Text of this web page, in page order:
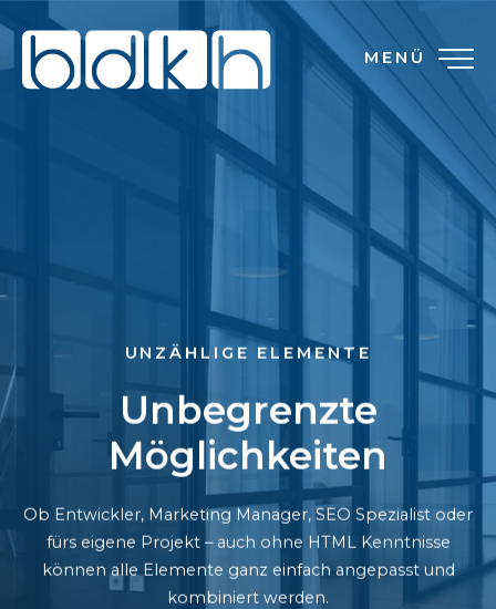
MENÜ
UNZÄHLIGE ELEMENTE
Unbegrenzte
Möglichkeiten
Ob Entwickler, Marketing Manager, SEO Spezialist oder
fürs eigene Projekt – auch ohne HTML Kenntnisse
können alle Elemente ganz einfach angepasst und
kombiniert werden.